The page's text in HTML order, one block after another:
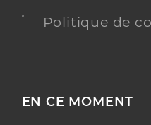
Politique de
EN CE MOMENT